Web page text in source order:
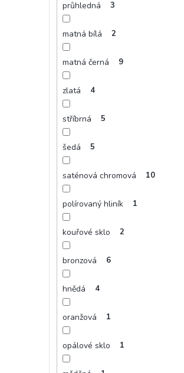
průhledná 3
matná bílá 2
matná černá 9
zlatá 4
stříbrná 5
šedá 5
saténová chromová 10
polírovaný hliník 1
kouřové sklo 2
bronzová 6
hnědá 4
oranžová 1
opálové sklo 1